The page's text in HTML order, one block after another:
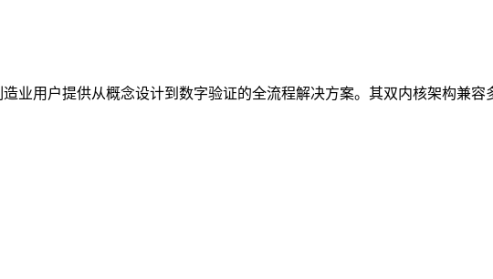
业用户提供从概念设计到数字验证的全流程解决方案。其双内核架构兼容